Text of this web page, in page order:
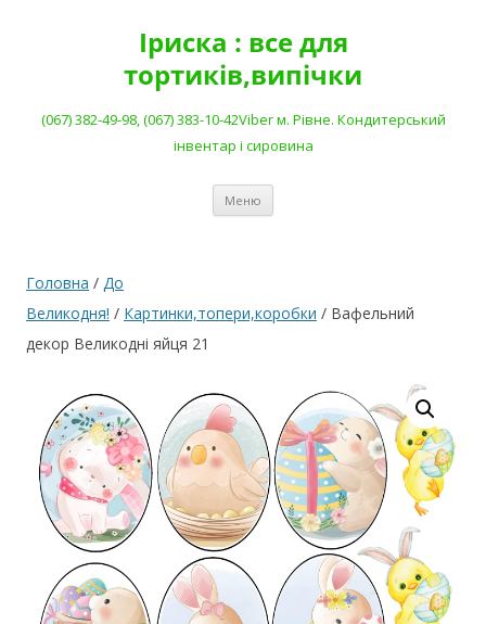
Іриска : все для
тортиків,випічки
(067) 382-49-98, (067) 383-10-42Viber м. Рівне. Кондитерський
інвентар і сировина
Меню
Головна / До
Великодня! / Картинки,топери,коробки / Вафельний
декор Великодні яйця 21